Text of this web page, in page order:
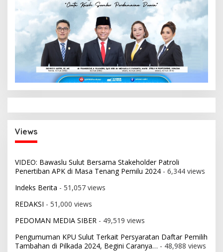
Views
VIDEO: Bawaslu Sulut Bersama Stakeholder Patroli
Penertiban APK di Masa Tenang Pemilu 2024 - 6,344 views
Indeks Berita - 51,057 views
REDAKSI - 51,000 views
PEDOMAN MEDIA SIBER - 49,519 views
Pengumuman KPU Sulut Terkait Persyaratan Daftar Pemilih
Tambahan di Pilkada 2024, Begini Caranya… - 48,988 views